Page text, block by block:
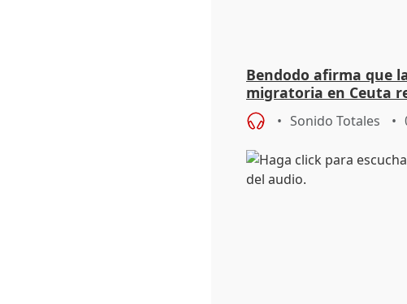
Bendodo afirma que
migratoria en Ceuta
"extrema debilidad"
Sonido Totales